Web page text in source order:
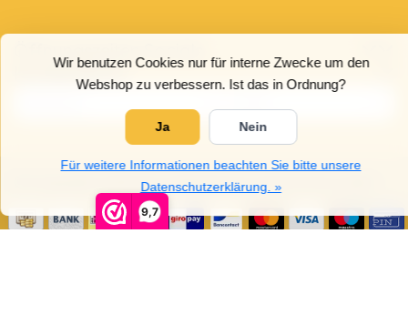
9,7
Wir benutzen Cookies nur für interne Zwecke um den
Webshop zu verbessern. Ist das in Ordnung?
Ja Nein
Für weitere Informationen beachten Sie bitte unsere
Datenschutzerklärung. »
Kundendienst
© Copyright 2026 Der Holländische Holzschuhe Laden